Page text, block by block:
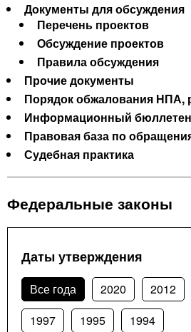
Документы для обсуждения
Перечень проектов
Обсуждение проектов
Правила обсуждения
Прочие документы
Порядок обжалования НПА,
Информационный
Правовая база по
Судебная практика
Федеральные законы
Даты утверждения
Все года 2020 2012
1997
1995 1994